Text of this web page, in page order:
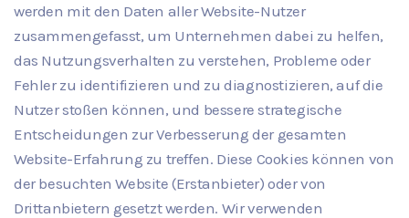
werden mit den Daten aller Website-Nutzer
zusammengefasst, um Unternehmen dabei zu helfen,
das Nutzungsverhalten zu verstehen, Probleme oder
Fehler zu identifizieren und zu diagnostizieren, auf die
Nutzer stoßen können, und bessere strategische
Entscheidungen zur Verbesserung der gesamten
Website-Erfahrung zu treffen. Diese Cookies können von
der besuchten Website (Erstanbieter) oder von
Drittanbietern gesetzt werden. Wir verwenden